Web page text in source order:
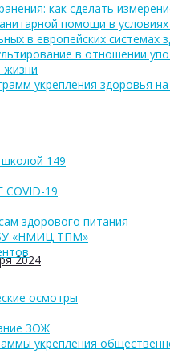
2024
как сделать
помощи в
в европейских системах
в отношении
жизни
укрепления здоровья
149
19
здорового питания
«НМИЦ ТПМ»
осмотры
ЗОЖ
укрепления